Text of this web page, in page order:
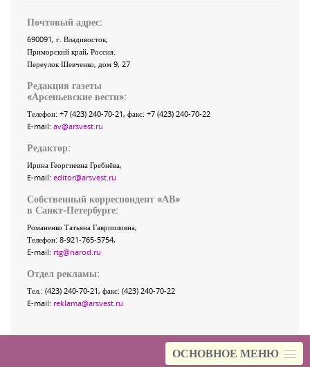
ОСНОВНОЕ МЕНЮ
Почтовый адрес:
690091, г. Владивосток,
Приморский край, Россия.
Переулок Шевченко, дом 9, 27
Редакция газеты
«Арсеньевские вести»:
Телефон: +7 (423) 240-70-21, факс: +7 (423) 240-70-22
E-mail: av@arsvest.ru
Редактор:
Ирина Георгиевна Гребнёва,
E-mail: editor@arsvest.ru
Собственный корреспондент «АВ»
в Санкт-Петербурге:
Романенко Татьяна Гаврииловна,
Телефон: 8-921-765-5754,
E-mail: rtg@narod.ru
Отдел рекламы:
Тел.: (423) 240-70-21, факс: (423) 240-70-22
E-mail: reklama@arsvest.ru